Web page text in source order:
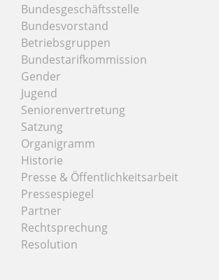
Bundesgeschäftsstelle
Bundesvorstand
Betriebsgruppen
Bundestarifkommission
Gender
Jugend
Seniorenvertretung
Satzung
Organigramm
Historie
Presse & Öffentlichkeitsarbeit
Pressespiegel
Partner
Rechtsprechung
Resolution